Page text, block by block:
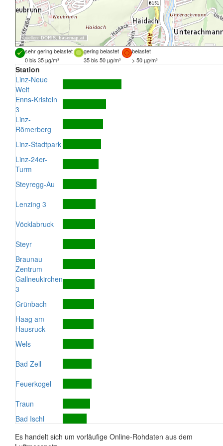
Quellen: DORIS, basemap.at
sehr gering belastet gering belastet
belastet
0 bis 35 µg/m³
35 bis 50 µg/m³ > 50 µg/m³
Station
Linz-Neue
Welt
Enns-Kristein
3
Linz-
Römerberg
Linz-Stadtpark
Linz-24er-
Turm
Steyregg-Au
Lenzing 3
Vöcklabruck
Steyr
Braunau
Zentrum
Gallneukirchen
3
Grünbach
Haag am
Hausruck
Wels
Bad Zell
Feuerkogel
Traun
Bad Ischl
Es handelt sich um vorläufige Online-Rohdaten aus dem